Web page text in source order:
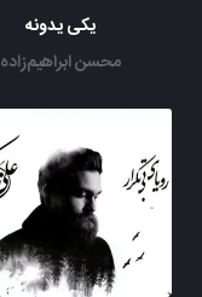
یکی یدونه
محسن ابراهیم‌زاده